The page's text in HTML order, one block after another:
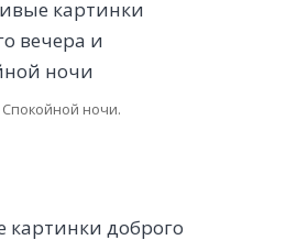
Спокойной ночи.